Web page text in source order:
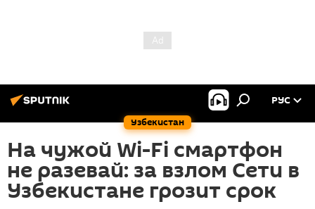
Узбекистан
РУС
На чужой Wi-Fi смартфон
не разевай: за взлом Сети в
Узбекистане грозит срок